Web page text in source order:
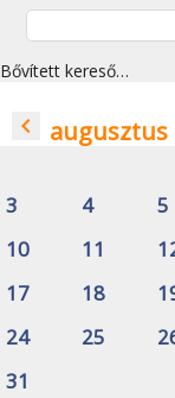
Bővített kereső…
navigate_before augusztus
3
4 5
10
11
17
18
24
25
31